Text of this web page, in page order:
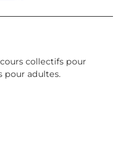
collectifs pour
pour adultes.